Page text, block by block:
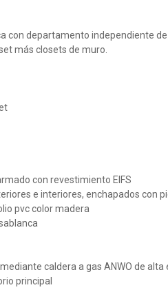
con departamento independiente de
más closets de muro.
con revestimiento EIFS
e interiores, enchapados con
pvc color madera
caldera a gas ANWO de alta
principal